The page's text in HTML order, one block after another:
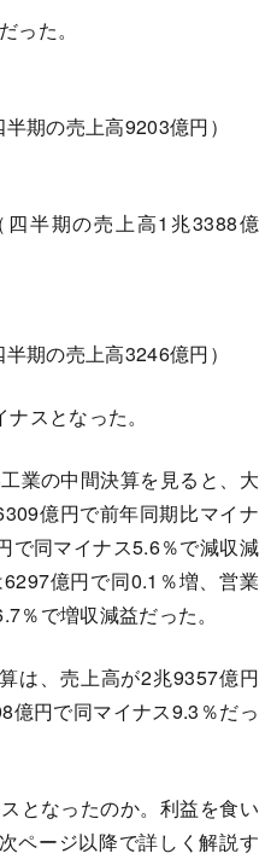
った。
期の売上高9203億円）
半期の売上高1兆3388億
期の売上高3246億円）
スとなった。
業の中間決算を見ると、大
億円で前年同期比マイナ
で同マイナス5.6％で減収減
億円で同0.1％増、営業
％で増収減益だった。
は、売上高が2兆9357億円
億円で同マイナス9.3％だっ
となったのか。利益を食い
ページ以降で詳しく解説す